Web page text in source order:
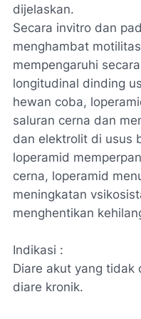
dijelaskan.
Secara invitro dan
menghambat
mempengaruhi
longitudinal dinding
hewan coba,
saluran cerna dan
dan elektrolit di usus
loperamid
cerna, loperamid
meningkatan
menghentikan
Indikasi :
Diare akut yang tidak
diare kronik.